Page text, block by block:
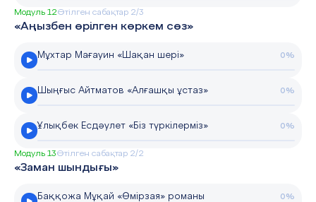
Модуль 12Өтілген сабақтар 2/3
«Аңызбен өрілген көркем сөз»
Мұхтар Мағауин «Шақан шері» 0%
Шыңғыс Айтматов «Алғашқы ұстаз» 0%
Ұлықбек Есдәулет «Біз түркілерміз» 0%
Модуль 13Өтілген сабақтар 2/2
«Заман шындығы»
Баққожа Мұқай «Өмірзая» романы 0%